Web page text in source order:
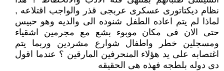
نظام ديكتاتورى عسكرى عربجى قذر والواجب اقتلاعه ,
لماذا لم يتم اعاده الطفل شنوده الى والديه وهو حبيس
حتى الان فى مكان موبوء بشع مع مجرمين اشقياء
ومسجلين خطر واطفال شوارع مشردين وربما يتم
اغتصابه على يد هؤلاء المنحرفين المارقين ؟ عندما اقول
دى دوله بلطجه فهذه هى الحقيقه